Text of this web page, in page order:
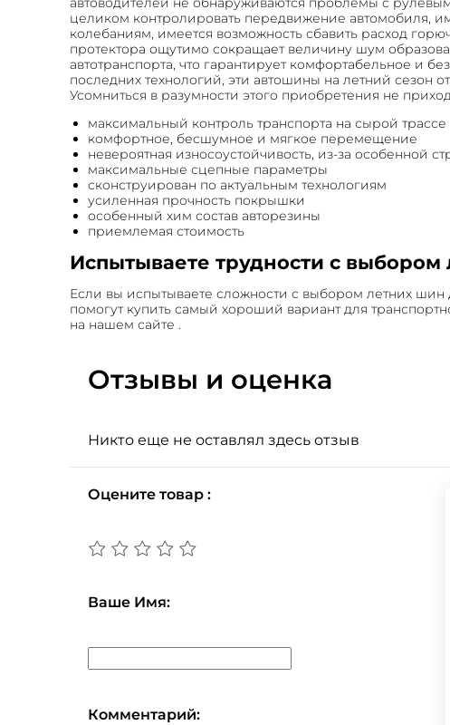
целиком контролировать передвижение автомобиля,
колебаниям, имеется возможность сбавить расход
протектора ощутимо сокращает величину шум
автотранспорта, что гарантирует комфортабельное и
последних технологий, эти автошины на летний сезон
Усомниться в разумности этого приобретения не
максимальный контроль транспорта на сырой трассе
комфортное, бесшумное и мягкое перемещение
невероятная износоустойчивость, из-за особенной
максимальные сцепные параметры
сконструирован по актуальным технологиям
усиленная прочность покрышки
особенный хим состав авторезины
приемлемая стоимость
Испытываете трудности с выбором
Если вы испытываете сложности с выбором летних
помогут купить самый хороший вариант для
на нашем сайте .
Отзывы и оценка
Никто еще не оставлял здесь отзыв
Оцените товар :
Ваше Имя:
Комментарий: